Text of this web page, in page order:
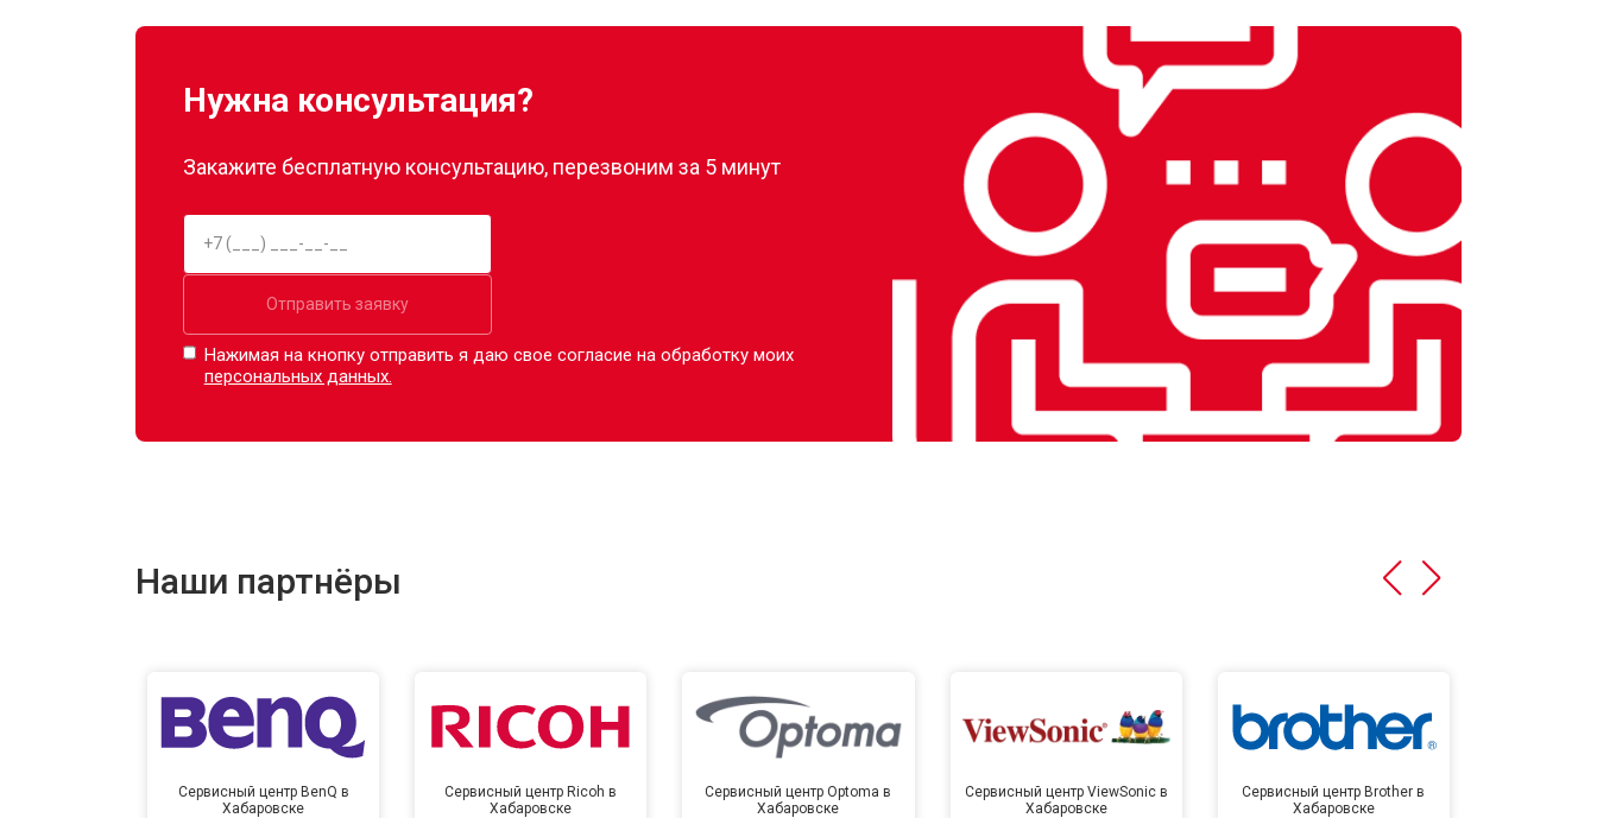
Нужна консультация?
Закажите бесплатную консультацию, перезвоним за 5 минут
Отправить заявку
Нажимая на кнопку отправить я даю свое согласие на обработку моих
персональных данных.
Наши партнёры
Сервисный центр BenQ в
Хабаровске
Сервисный центр Ricoh в
Хабаровске
Сервисный центр Optoma в
Хабаровске
Сервисный центр ViewSonic в
Хабаровске
Сервисный центр Brother в
Хабаровске